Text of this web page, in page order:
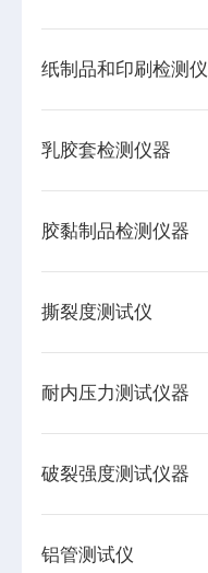
纸制品和印刷检测
乳胶套检测仪器
胶黏制品检测仪器
撕裂度测试仪
耐内压力测试仪器
破裂强度测试仪器
铝管测试仪